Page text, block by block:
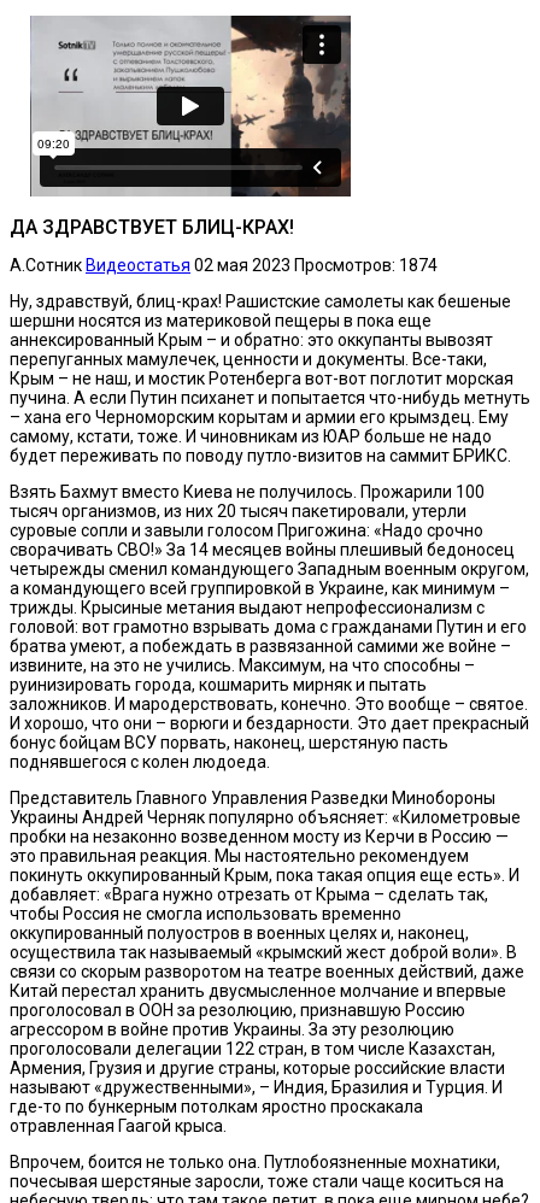
ДА ЗДРАВСТВУЕТ БЛИЦ-КРАХ!
А.СотникВидеостатья 02 мая 2023 Просмотров: 1874
Ну, здравствуй, блиц-крах! Рашистские самолеты как бешеные
шершни носятся из материковой пещеры в пока еще
аннексированный Крым – и обратно: это оккупанты вывозят
перепуганных мамулечек, ценности и документы. Все-таки,
Крым – не наш, и мостик Ротенберга вот-вот поглотит морская
пучина. А если Путин психанет и попытается что-нибудь метнуть
– хана его Черноморским корытам и армии его крымздец. Ему
самому, кстати, тоже. И чиновникам из ЮАР больше не надо
будет переживать по поводу путло-визитов на саммит БРИКС.
Взять Бахмут вместо Киева не получилось. Прожарили 100
тысяч организмов, из них 20 тысяч пакетировали, утерли
суровые сопли и завыли голосом Пригожина: «Надо срочно
сворачивать СВО!» За 14 месяцев войны плешивый бедоносец
четырежды сменил командующего Западным военным округом,
а командующего всей группировкой в Украине, как минимум –
трижды. Крысиные метания выдают непрофессионализм с
головой: вот грамотно взрывать дома с гражданами Путин и его
братва умеют, а побеждать в развязанной самими же войне –
извините, на это не учились. Максимум, на что способны –
руинизировать города, кошмарить мирняк и пытать
заложников. И мародерствовать, конечно. Это вообще – святое.
И хорошо, что они – ворюги и бездарности. Это дает прекрасный
бонус бойцам ВСУ порвать, наконец, шерстяную пасть
поднявшегося с колен людоеда.
Представитель Главного Управления Разведки Минобороны
Украины Андрей Черняк популярно объясняет: «Километровые
пробки на незаконно возведенном мосту из Керчи в Россию —
это правильная реакция. Мы настоятельно рекомендуем
покинуть оккупированный Крым, пока такая опция еще есть». И
добавляет: «Врага нужно отрезать от Крыма – сделать так,
чтобы Россия не смогла использовать временно
оккупированный полуостров в военных целях и, наконец,
осуществила так называемый «крымский жест доброй воли». В
связи со скорым разворотом на театре военных действий, даже
Китай перестал хранить двусмысленное молчание и впервые
проголосовал в ООН за резолюцию, признавшую Россию
агрессором в войне против Украины. За эту резолюцию
проголосовали делегации 122 стран, в том числе Казахстан,
Армения, Грузия и другие страны, которые российские власти
называют «дружественными», – Индия, Бразилия и Турция. И
где-то по бункерным потолкам яростно проскакала
отравленная Гаагой крыса.
Впрочем, боится не только она. Путлобоязненные мохнатики,
почесывая шерстяные заросли, тоже стали чаще коситься на